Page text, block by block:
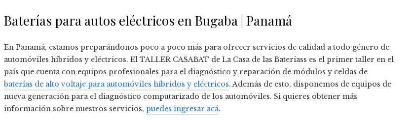
Baterías para autos eléctricos en Bugaba | Panamá
En Panamá, estamos preparándonos poco a poco más para ofrecer servicios de calidad a todo género de
automóviles híbridos y eléctricos. El TALLER CASABAT de La Casa de las Bateríass es el primer taller en el
país que cuenta con equipos profesionales para el diagnóstico y reparación de módulos y celdas de
baterías de alto voltaje para automóviles híbridos y eléctricos. Además de esto, disponemos de equipos de
nueva generación para el diagnóstico computarizado de los automóviles. Si quieres obtener más
información sobre nuestros servicios, puedes ingresar acá.